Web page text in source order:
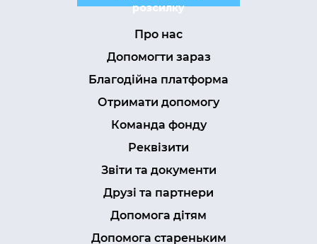
розсилку
Про нас
Допомогти зараз
Благодійна платформа
Отримати допомогу
Команда фонду
Реквізити
Звіти та документи
Друзі та партнери
Допомога дітям
Допомога стареньким